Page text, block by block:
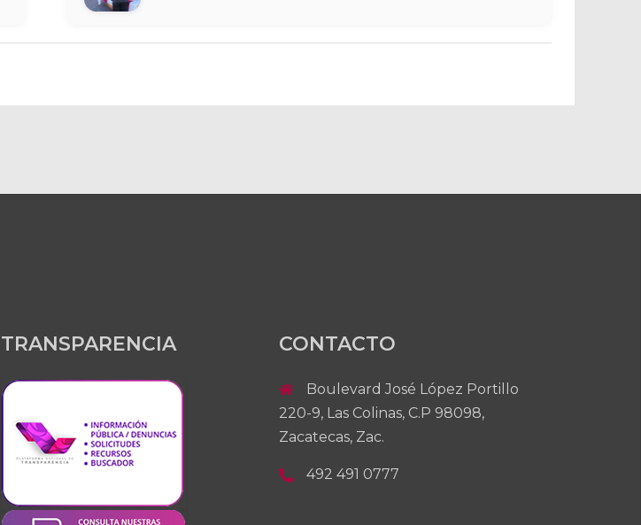
TRANSPARENCIA CONTACTO
Boulevard José López Portillo
220-9, Las Colinas, C.P 98098,
Zacatecas, Zac.
492 491 0777